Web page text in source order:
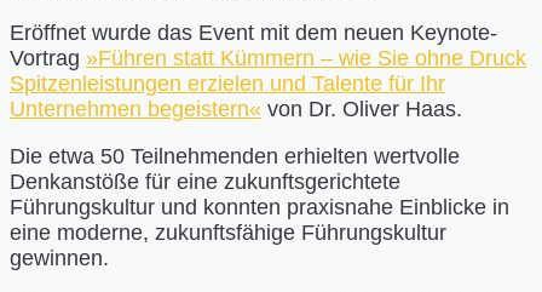
Eröffnet wurde das Event mit dem neuen Keynote-
Vortrag »Führen statt Kümmern – wie Sie ohne Druck
Spitzenleistungen erzielen und Talente für Ihr
Unternehmen begeistern« von Dr. Oliver Haas.
Die etwa 50 Teilnehmenden erhielten wertvolle
Denkanstöße für eine zukunftsgerichtete
Führungskultur und konnten praxisnahe Einblicke in
eine moderne, zukunftsfähige Führungskultur
gewinnen.